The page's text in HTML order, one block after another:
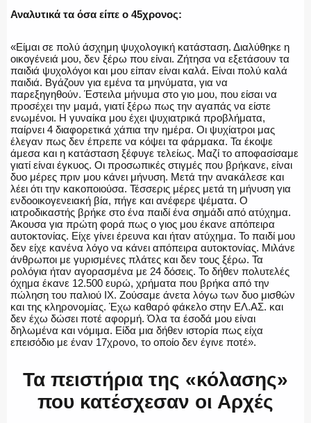
ΕΚΑΒ
ΑΣΤΥΝΟΜΙΚΟ ΡΕΠΟΡΤΑΖ
Η ΦΩΝΗ ΣΟΥ
ΟΠΛΑ/ΕΞΟΠΛΙΣΜΟΣ
ΟΜΑΔΕΣ ΕΛ.ΑΣ.
Αναλυτικά τα όσα είπε ο 45χρονος:
«Είμαι σε πολύ άσχημη ψυχολογική κατάσταση. Διαλύθηκε η
οικογένειά μου, δεν ξέρω που είναι. Ζήτησα να εξετάσουν τα
παιδιά ψυχολόγοι και μου είπαν είναι καλά. Είναι πολύ καλά
παιδιά. Βγάζουν για εμένα τα μηνύματα, για να
παρεξηγηθούν. Έστειλα μήνυμα στο γιο μου, που είσαι να
προσέχει την μαμά, γιατί ξέρω πως την αγαπάς να είστε
ενωμένοι. Η γυναίκα μου έχει ψυχιατρικά προβλήματα,
παίρνει 4 διαφορετικά χάπια την ημέρα. Οι ψυχίατροι μας
έλεγαν πως δεν έπρεπε να κόψει τα φάρμακα. Τα έκοψε
άμεσα και η κατάσταση ξέφυγε τελείως. Μαζί το αποφασίσαμε
γιατί είναι έγκυος. Οι προσωπικές στιγμές που βρήκανε, είναι
δυο μέρες πριν μου κάνει μήνυση. Μετά την ανακάλεσε και
λέει ότι την κακοποιούσα. Τέσσερις μέρες μετά τη μήνυση για
ενδοοικογενειακή βία, πήγε και ανέφερε ψέματα. Ο
ιατροδικαστής βρήκε στο ένα παιδί ένα σημάδι από ατύχημα.
Άκουσα για πρώτη φορά πως ο γιος μου έκανε απόπειρα
αυτοκτονίας. Είχε γίνει έρευνα και ήταν ατύχημα. Το παιδί μου
δεν είχε κανένα λόγο να κάνει απόπειρα αυτοκτονίας. Μιλάνε
άνθρωποι με γυρισμένες πλάτες και δεν τους ξέρω. Τα
ρολόγια ήταν αγορασμένα με 24 δόσεις. Το δήθεν πολυτελές
όχημα έκανε 12.500 ευρώ, χρήματα που βρήκα από την
πώληση του παλιού ΙΧ. Ζούσαμε άνετα λόγω των δυο μισθών
και της κληρονομίας. Έχω καθαρό φάκελο στην ΕΛ.ΑΣ. και
δεν έχω δώσει ποτέ αφορμή. Όλα τα έσοδά μου είναι
δηλωμένα και νόμιμα. Είδα μια δήθεν ιστορία πως είχα
επεισόδιο με έναν 17χρονο, το οποίο δεν έγινε ποτέ».
Τα πειστήρια της «κόλασης»
που κατέσχεσαν οι Αρχές